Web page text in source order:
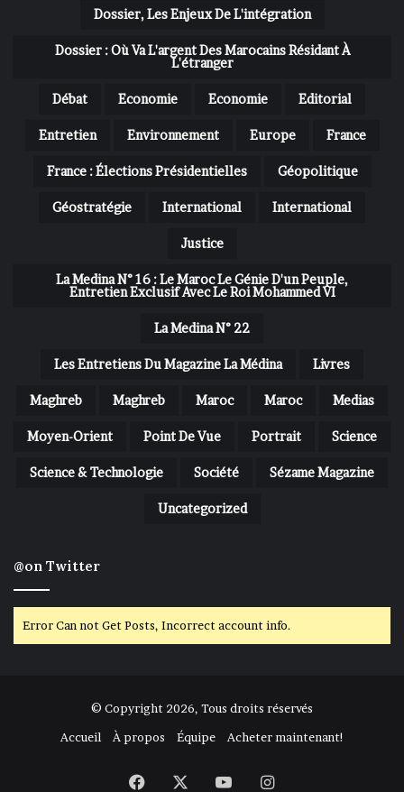
Dossier, Les Enjeux De L'intégration
Dossier : Où Va L'argent Des Marocains Résidant À
L'étranger
Débat Economie Economie Editorial
Entretien Environnement Europe France
France : Élections Présidentielles Géopolitique
Géostratégie International International
Justice
La Medina N° 16 : Le Maroc Le Génie D'un Peuple,
Entretien Exclusif Avec Le Roi Mohammed VI
La Medina N° 22
Les Entretiens Du Magazine La Médina Livres
Maghreb Maghreb Maroc Maroc Medias
Moyen-Orient Point De Vue Portrait Science
Science & Technologie Société Sézame Magazine
Uncategorized
@on Twitter
Error Can not Get Posts, Incorrect account info.
© Copyright 2026, Tous droits réservés
Accueil
À propos Équipe Acheter maintenant!
Facebook YouTubeInstagram